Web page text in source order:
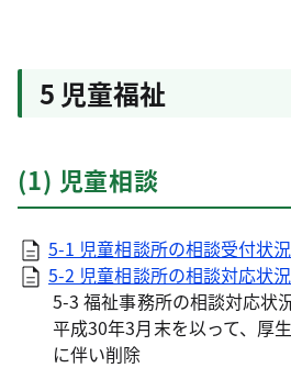
5 児童福祉
(1) 児童相談
5-1 児童相談所の相談受付状況
5-2 児童相談所の相談対応状況
5-3 福祉事務所の相談対応状
平成30年3月末を以って、厚
に伴い削除